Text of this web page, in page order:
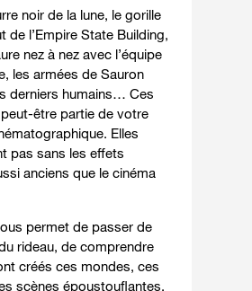
noir de la lune, le gorille
de l’Empire State Building,
nez à nez avec l’équipe
les armées de Sauron
derniers humains… Ces
être partie de votre
Elles
pas sans les effets
anciens que le cinéma
permet de passer de
rideau, de comprendre
créés ces mondes, ces
scènes époustouflantes.